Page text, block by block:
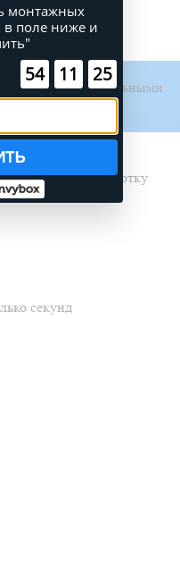
бригаду с реальными
и распродажах
согласие на обработку
сполитикой
секунд
монтажных
в поле ниже и
54 11 25